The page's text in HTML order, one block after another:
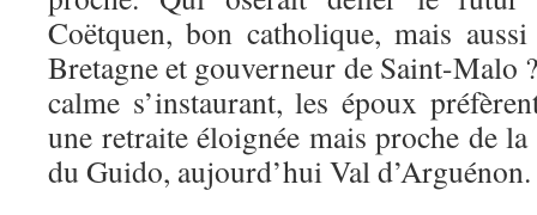
Coëtquen, bon catholique, mais
Bretagne et gouverneur de Saint-Malo
calme s’instaurant, les époux
une retraite éloignée mais proche de
du Guido, aujourd’hui Val d’Arguénon.